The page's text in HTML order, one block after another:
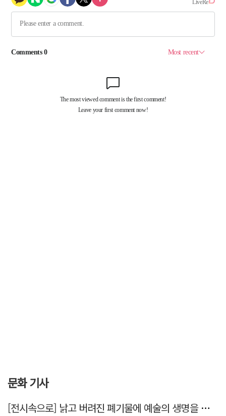
문화 기사
[전시속으로] 낡고 버려진 폐기물에 예술의 생명을 불어넣다…김결수 개인전